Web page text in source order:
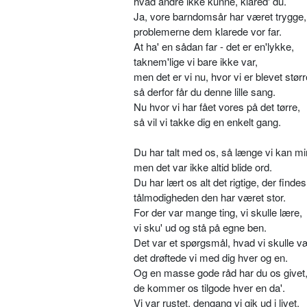
Ja, vore barndomsår har været trygge,
problemerne dem klarede vor far.
At ha' en sådan far - det er en'lykke,
taknem'lige vi bare ikke var,
men det er vi nu, hvor vi er blevet
så derfor får du denne lille sang.
Nu hvor vi har fået vores på det tørre,
så vil vi takke dig en enkelt gang.
Du har talt med os, så længe vi kan
men det var ikke altid blide ord.
Du har lært os alt det rigtige, der
tålmodigheden den har været stor.
For der var mange ting, vi skulle lære,
vi sku' ud og stå på egne ben.
Det var et spørgsmål, hvad vi skulle
det drøftede vi med dig hver og en.
Og en masse gode råd har du os givet,
de kommer os tilgode hver en da'.
Vi var rustet, dengang vi gik ud i livet.